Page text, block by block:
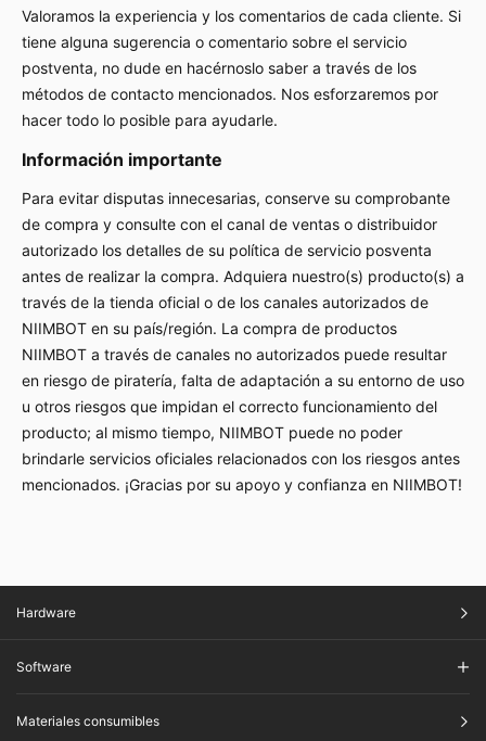
Valoramos la experiencia y los comentarios de cada cliente. Si
tiene alguna sugerencia o comentario sobre el servicio
postventa, no dude en hacérnoslo saber a través de los
métodos de contacto mencionados. Nos esforzaremos por
hacer todo lo posible para ayudarle.
Información importante
Para evitar disputas innecesarias, conserve su comprobante
de compra y consulte con el canal de ventas o distribuidor
autorizado los detalles de su política de servicio posventa
antes de realizar la compra. Adquiera nuestro(s) producto(s) a
través de la tienda oficial o de los canales autorizados de
NIIMBOT en su país/región. La compra de productos
NIIMBOT a través de canales no autorizados puede resultar
en riesgo de piratería, falta de adaptación a su entorno de uso
u otros riesgos que impidan el correcto funcionamiento del
producto; al mismo tiempo, NIIMBOT puede no poder
brindarle servicios oficiales relacionados con los riesgos antes
mencionados. ¡Gracias por su apoyo y confianza en NIIMBOT!
Hardware
Software
Materiales consumibles